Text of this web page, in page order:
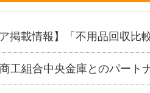
ア掲載情報】「不用品回収比
工組合中央金庫とのパート